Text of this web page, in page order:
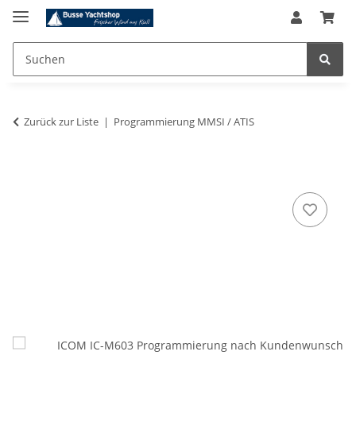
Zurück zur Liste Programmierung MMSI / ATIS